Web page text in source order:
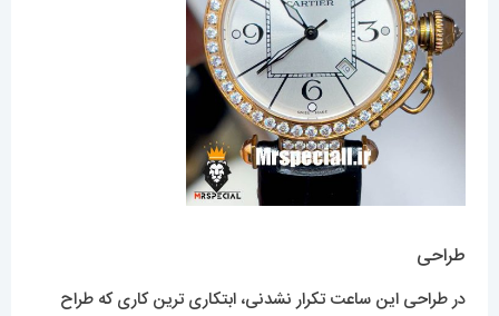
طراحی
در طراحی این ساعت تکرار نشدنی، ابتکاری ترین کاری که طراح